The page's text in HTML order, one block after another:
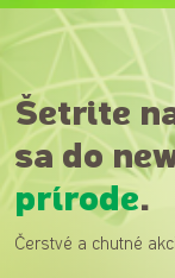
Šetrite
sa do
prírode.
Čerstvé a chutné